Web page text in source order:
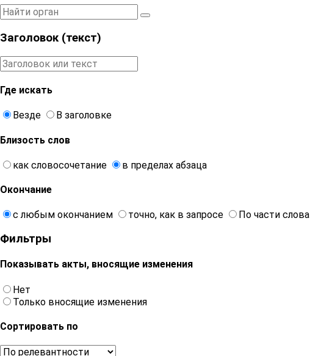
Заголовок (текст)
Где искать
Везде В заголовке
Близость слов
как словосочетание в пределах абзаца
Окончание
с любым окончанием точно, как в запросе По части слова
Фильтры
Показывать акты, вносящие изменения
Нет
Только вносящие изменения
Сортировать по